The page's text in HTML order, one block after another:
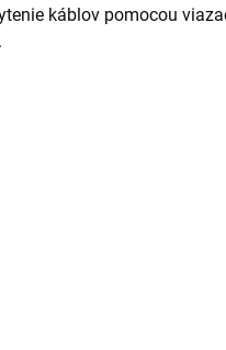
káblov pomocou